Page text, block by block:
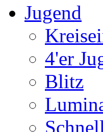
Jugend
4'er
Blitz